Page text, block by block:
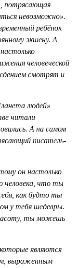
потрясающая
невозможно».
ребёнок
экшену. А
человеческой
смотрят и
людей»
читали
А на самом
писатель-
он настолько
человека, что ты
как будто ты
у тебя шедевры.
ты можешь
являются
выраженным